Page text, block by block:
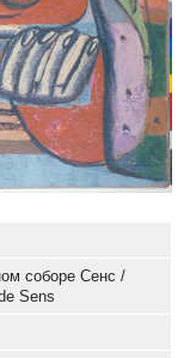
соборе Сенс /
Sens